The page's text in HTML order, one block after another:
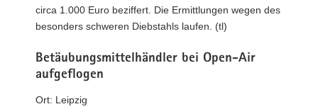
circa 1.000 Euro beziffert. Die Ermittlungen wegen des
besonders schweren Diebstahls laufen. (tl)
Betäubungsmittelhändler bei Open-Air
aufgeflogen
Ort: Leipzig